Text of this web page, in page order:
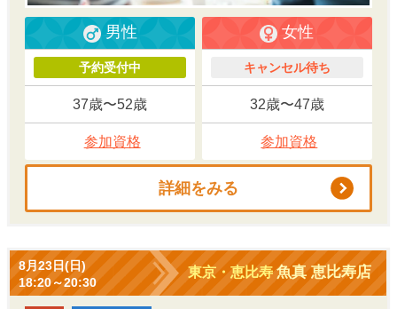
男性
予約受付中
37歳〜52歳
参加資格
女性
キャンセル待ち
32歳〜47歳
参加資格
詳細をみる
8月23日(日)
18:20～20:30
東京・恵比寿魚真 恵比寿店